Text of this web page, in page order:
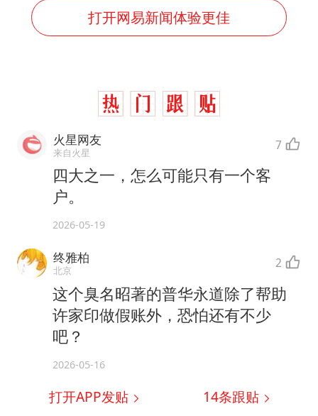
打开网易新闻体验更佳
火星网友
来自火星 7
四大之一，怎么可能只有一个客
户。
2026-05-19
终雅柏
北京 2
这个臭名昭著的普华永道除了帮助
许家印做假账外，恐怕还有不少
吧？
2026-05-16
打开APP发贴 14条跟贴